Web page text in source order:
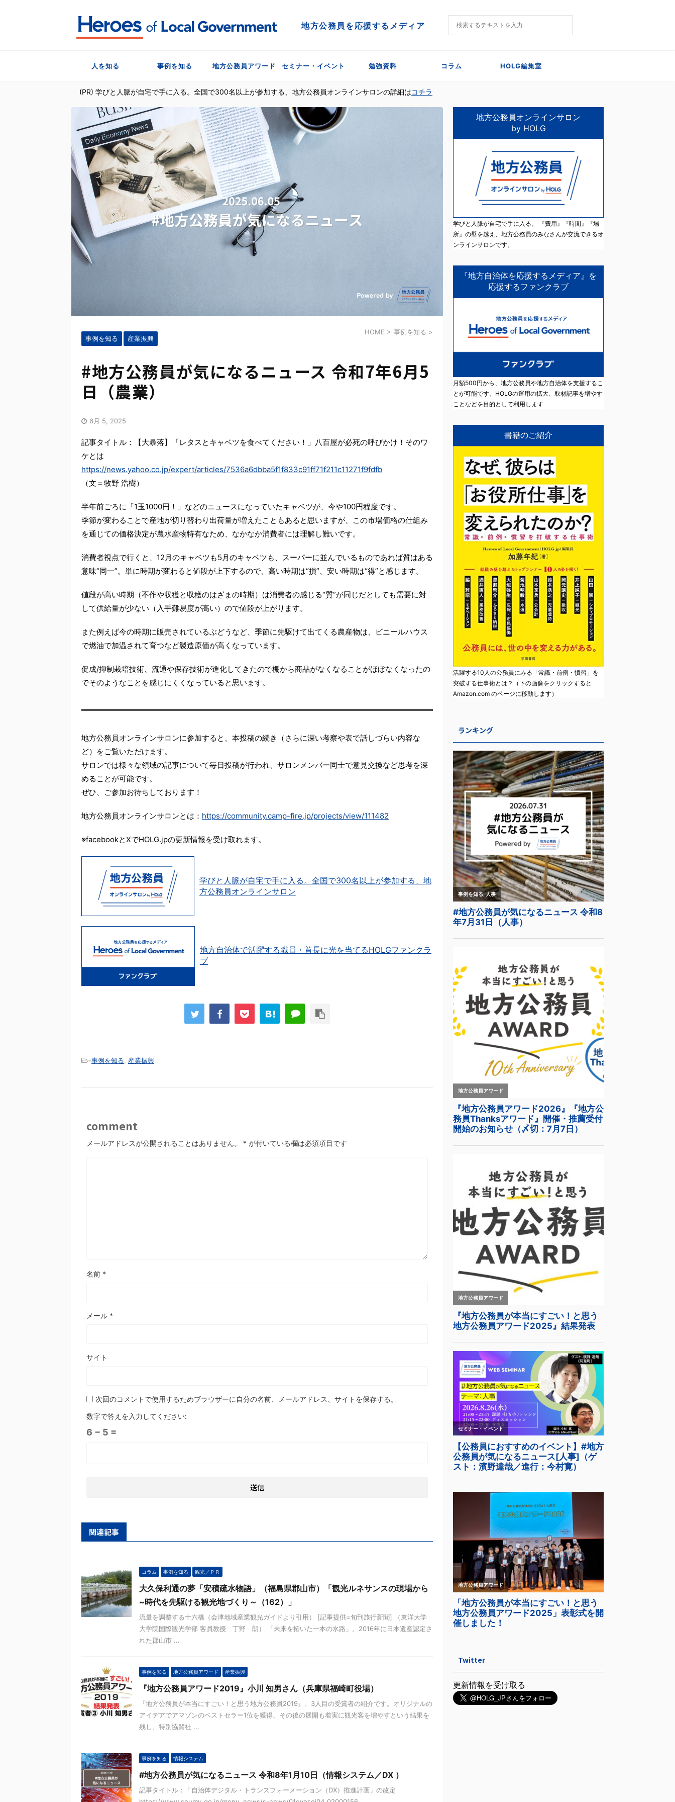
地方公務員を応援するメディア
人を知る 事例を知る 地方公務員アワード セミナー・イベント 勉強資料 コラム HOLG編集室
(PR) 学びと人脈が自宅で手に入る。全国で300名以上が参加する、地方公務員オンラインサロンの詳細はコチラ
HOME > 事例を知る >
事例を知る
産業振興
#地方公務員が気になるニュース 令和7年6月5
日（農業）
6月 5, 2025
記事タイトル：【大暴落】「レタスとキャベツを食べてください！」八百屋が必死の呼びかけ！そのワ
ケとは
https://news.yahoo.co.jp/expert/articles/7536a6dbba5f1f833c91ff71f211c11271f9fdfb
（文＝牧野 浩樹）
半年前ごろに「1玉1000円！」などのニュースになっていたキャベツが、今や100円程度です。
季節が変わることで産地が切り替わり出荷量が増えたこともあると思いますが、この市場価格の仕組み
を通じての価格決定が農水産物特有なため、なかなか消費者には理解し難いです。
消費者視点で行くと、12月のキャベツも5月のキャベツも、スーパーに並んでいるものであれば質はある
意味“同一”。単に時期が変わると値段が上下するので、高い時期は“損”、安い時期は“得”と感じます。
値段が高い時期（不作や収穫と収穫のはざまの時期）は消費者の感じる“質”が同じだとしても需要に対
して供給量が少ない（入手難易度が高い）ので値段が上がります。
また例えば今の時期に販売されているぶどうなど、季節に先駆けて出てくる農産物は、ビニールハウス
で燃油で加温されて育つなど製造原価が高くなっています。
促成/抑制栽培技術、流通や保存技術が進化してきたので棚から商品がなくなることがほぼなくなったの
でそのようなことを感じにくくなっていると思います。
地方公務員オンラインサロンに参加すると、本投稿の続き（さらに深い考察や表で話しづらい内容な
ど）をご覧いただけます。
サロンでは様々な領域の記事について毎日投稿が行われ、サロンメンバー同士で意見交換など思考を深
めることが可能です。
ぜひ、ご参加お待ちしております！
地方公務員オンラインサロンとは： https://community.camp-fire.jp/projects/view/111482
※facebookとXでHOLG.jpの更新情報を受け取れます。
学びと人脈が自宅で手に入る。全国で300名以上が参加する、地
方公務員オンラインサロン
地方自治体で活躍する職員・首長に光を当てるHOLGファンクラ
ブ
-事例を知る 産業振興
comment
メールアドレスが公開されることはありません。 * が付いている欄は必須項目です
名前 *
メール *
サイト
次回のコメントで使用するためブラウザーに自分の名前、メールアドレス、サイトを保存する。
数字で答えを入力してください:
6 − 5 =
関連記事
コラム 事例を知る 観光／ＰＲ
大久保利通の夢「安積疏水物語」（福島県郡山市）「観光ルネサンスの現場から
~時代を先駆ける観光地づくり～（162）」
流量を調整する十六橋（会津地域産業観光ガイドより引用） [記事提供=旬刊旅行新聞] （東洋大学
大学院国際観光学部 客員教授 丁野 朗） 「未来を拓いた一本の水路」。2016年に日本遺産認定さ
れた郡山市 ...
事例を知る 地方公務員アワード 産業振興
『地方公務員アワード2019』小川 知男さん（兵庫県福崎町役場）
『地方公務員が本当にすごい！と思う地方公務員2019』、3人目の受賞者の紹介です。オリジナルの
アイデアでアマゾンのベストセラー1位を獲得、その後の展開も着実に観光客を増やすという結果を
残し、特別協賛社 ...
事例を知る 情報システム
#地方公務員が気になるニュース 令和8年1月10日（情報システム／DX ）
記事タイトル：「自治体デジタル・トランスフォーメーション（DX）推進計画」の改定
地方公務員オンラインサロン
by HOLG
学びと人脈が自宅で手に入る。 『費用』『時間』『場
所』の壁を越え、地方公務員のみなさんが交流できるオ
ンラインサロンです。
『地方自治体を応援するメディア』を
応援するファンクラブ
月額500円から、地方公務員や地方自治体を支援するこ
とが可能です。HOLGの運用の拡大、取材記事を増やす
ことなどを目的として利用します
書籍のご紹介
活躍する10人の公務員にみる「常識・前例・慣習」を
突破する仕事術とは？（下の画像をクリックすると
Amazon.com のページに移動します）
ランキング
Twitter
更新情報を受け取る